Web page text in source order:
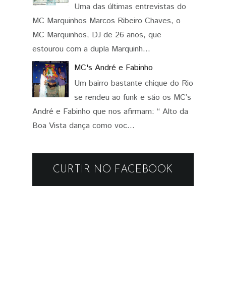
Uma das últimas entrevistas do
MC Marquinhos Marcos Ribeiro Chaves, o
MC Marquinhos, DJ de 26 anos, que
estourou com a dupla Marquinh...
MC's André e Fabinho
Um bairro bastante chique do Rio
se rendeu ao funk e são os MC’s
André e Fabinho que nos afirmam: “ Alto da
Boa Vista dança como voc...
CURTIR NO FACEBOOK